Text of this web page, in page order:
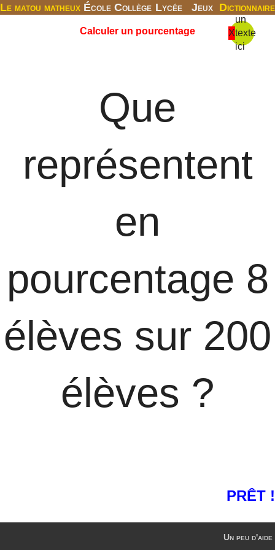
Le matou matheux École Collège Lycée Jeux Dictionnaire
X
un
texte
ici
Calculer un pourcentage
Que
représentent
en
pourcentage 8
élèves sur 200
élèves ?
PRÊT !
Un peu d'aide